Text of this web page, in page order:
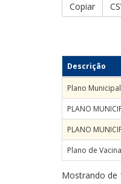
Copiar
Descrição
Plano
PLANO
PLANO
Plano de
Mostrando de